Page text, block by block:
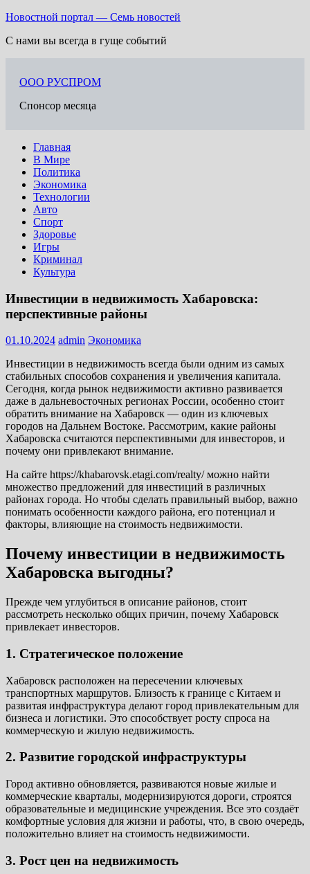
Перейти
содержимому
Новостной портал — Семь новостей
С нами вы всегда в гуще событий
ООО РУСПРОМ
Спонсор месяца
Главная
В Мире
Политика
Экономика
Технологии
Авто
Спорт
Здоровье
Игры
Криминал
Культура
Инвестиции в недвижимость Хабаровска:
перспективные районы
01.10.2024 admin Экономика
Инвестиции в недвижимость всегда были одним из самых
стабильных способов сохранения и увеличения капитала.
Сегодня, когда рынок недвижимости активно развивается
даже в дальневосточных регионах России, особенно стоит
обратить внимание на Хабаровск — один из ключевых
городов на Дальнем Востоке. Рассмотрим, какие районы
Хабаровска считаются перспективными для инвесторов, и
почему они привлекают внимание.
На сайте https://khabarovsk.etagi.com/realty/ можно найти
множество предложений для инвестиций в различных
районах города. Но чтобы сделать правильный выбор, важно
понимать особенности каждого района, его потенциал и
факторы, влияющие на стоимость недвижимости.
Почему инвестиции в недвижимость
Хабаровска выгодны?
Прежде чем углубиться в описание районов, стоит
рассмотреть несколько общих причин, почему Хабаровск
привлекает инвесторов.
1. Стратегическое положение
Хабаровск расположен на пересечении ключевых
транспортных маршрутов. Близость к границе с Китаем и
развитая инфраструктура делают город привлекательным для
бизнеса и логистики. Это способствует росту спроса на
коммерческую и жилую недвижимость.
2. Развитие городской инфраструктуры
Город активно обновляется, развиваются новые жилые и
коммерческие кварталы, модернизируются дороги, строятся
образовательные и медицинские учреждения. Все это создаёт
комфортные условия для жизни и работы, что, в свою очередь,
положительно влияет на стоимость недвижимости.
3. Рост цен на недвижимость